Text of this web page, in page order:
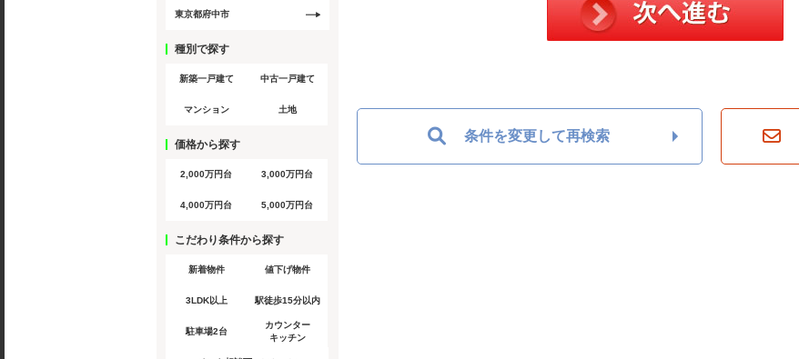
条件を変更して再検索
東京都府中市
種別で探す
新築一戸建て 中古一戸建て
マンション 土地
価格から探す
2,000万円台 3,000万円台
4,000万円台 5,000万円台
こだわり条件から探す
新着物件 値下げ物件
3LDK以上 駅徒歩15分以内
駐車場2台
カウンター
キッチン